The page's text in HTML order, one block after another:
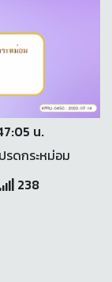
น.
รดกระหม่อม
238